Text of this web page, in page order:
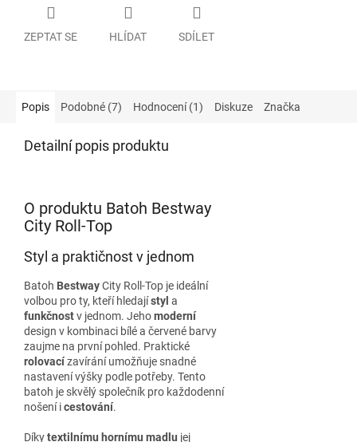
ZEPTAT SE HLÍDAT SDÍLET
Popis Podobné (7) Hodnocení (1) Diskuze Značka
Detailní popis produktu
O produktu Batoh Bestway
City Roll-Top
Styl a praktičnost v jednom
Batoh BestwayCity Roll-Top je ideální
volbou pro ty, kteří hledajístyl a
funkčnostv jednom. Jehomoderní
design v kombinaci bílé a červené barvy
zaujme na první pohled. Praktické
rolovacízavírání umožňuje snadné
nastavení výšky podle potřeby. Tento
batoh je skvělý společník pro každodenní
nošení icestování.
Díkytextilnímu hornímu madlu jej